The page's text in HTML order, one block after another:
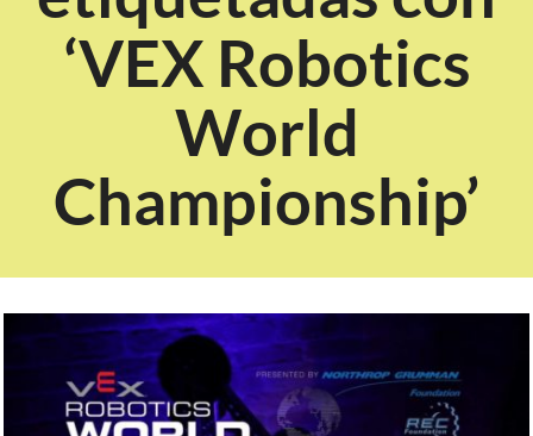
‘VEX Robotics
World
Championship’